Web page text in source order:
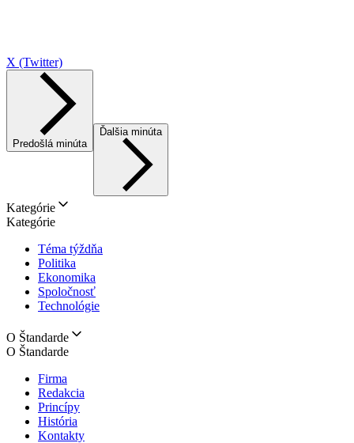
X (Twitter)
Predošlá minúta
Ďalšia minúta
Kategórie
Kategórie
Téma týždňa
Politika
Ekonomika
Spoločnosť
Technológie
O Štandarde
O Štandarde
Firma
Redakcia
Princípy
História
Kontakty